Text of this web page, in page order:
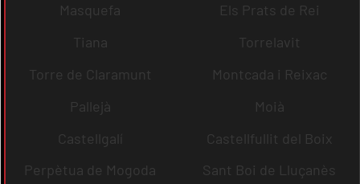
Masquefa
Els Prats de Rei
Tiana
Torrelavit
Torre de Claramunt
Montcada i Reixac
Pallejà
Moià
Castellgalí
Castellfullit del Boix
Perpètua de Mogoda
Sant Boi de Lluçanès